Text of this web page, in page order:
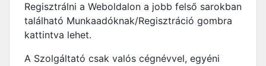
Regisztrálni a Weboldalon a jobb felső sarokban
található Munkaadóknak/Regisztráció gombra
kattintva lehet.
A Szolgáltató csak valós cégnévvel, egyéni